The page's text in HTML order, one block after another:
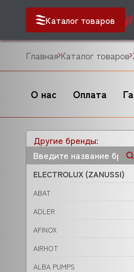
Каталог товаров
Главная Каталог товаров
О нас Оплата
Другие бренды:
ELECTROLUX (ZANUSSI)
ABAT
ADLER
AFINOX
AIRHOT
ALBA PUMPS